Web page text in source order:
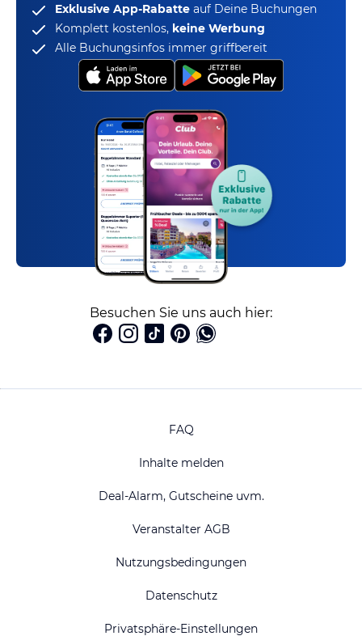
Exklusive App-Rabatte auf Deine Buchungen
Komplett kostenlos, keine Werbung
Alle Buchungsinfos immer griffbereit
Besuchen Sie uns auch hier:
FAQ
Inhalte melden
Deal-Alarm, Gutscheine uvm.
Veranstalter AGB
Nutzungsbedingungen
Datenschutz
Privatsphäre-Einstellungen